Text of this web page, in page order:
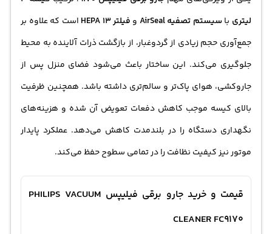
لیتری با سیستم تصفیه AirSeal و فیلتر HEPA 13
است که علاوه بر
جمع‌آوری حجم زیادی از گردوغبار، از بازگشت ذرات آلاینده به محیط
جلوگیری می‌کند. این ساختار باعث می‌شود فضای منزل پس از
جاروکشی، هوای پاک‌تر و سالم‌تری داشته باشد. همچنین ظرفیت
بالای کیسه موجب کاهش دفعات تعویض آن شده و هزینه‌های
نگهداری دستگاه را در بلندمدت کاهش می‌دهد. عملکرد پایدار
موتور نیز کیفیت نظافت را در تمامی سطوح حفظ می‌کند.
قیمت و خرید جارو برقی فیلیپس PHILIPS VACUUM
CLEANER FC9170